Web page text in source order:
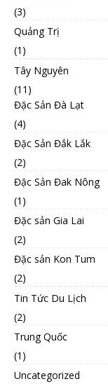
(3)
Quảng Trị
(1)
Tây Nguyên
(11)
Đặc Sản Đà Lạt
(4)
Đặc Sản Đắk Lắk
(2)
Đặc Sản Đak Nông
(1)
Đặc sản Gia Lai
(2)
Đặc sản Kon Tum
(2)
Tin Tức Du Lịch
(2)
Trung Quốc
(1)
Uncategorized